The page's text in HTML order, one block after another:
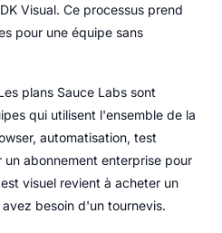
Visual. Ce processus prend
pour une équipe sans
plans Sauce Labs sont
qui utilisent l'ensemble de la
automatisation, test
abonnement enterprise pour
visuel revient à acheter un
besoin d'un tournevis.